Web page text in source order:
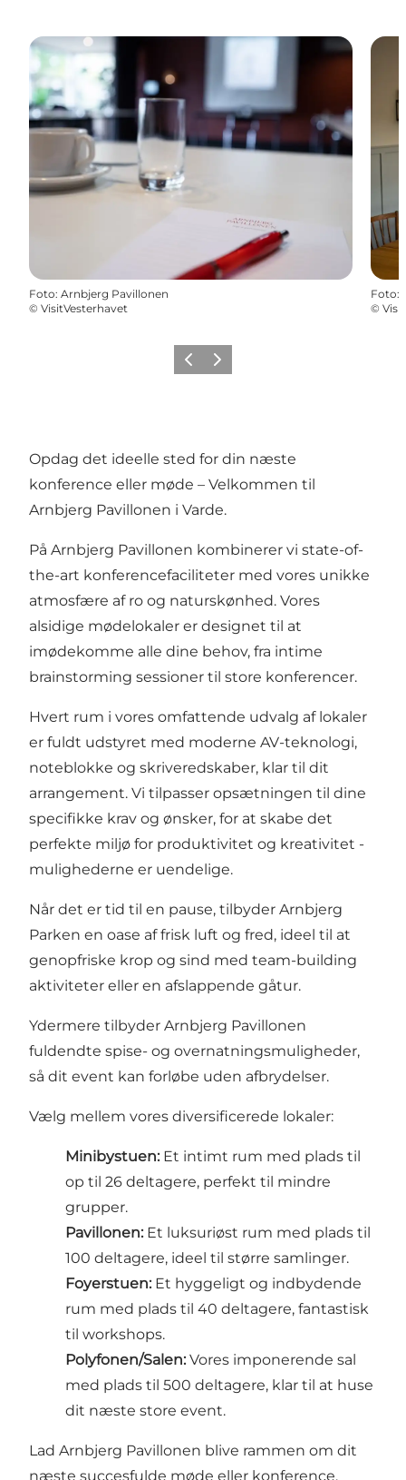
Foto: Arnbjerg Pavillonen
© VisitVesterhavet
Foto:
©
ForrigeNæste
Opdag det ideelle sted for din næste
konference eller møde – Velkommen til
Arnbjerg Pavillonen i Varde.
På Arnbjerg Pavillonen kombinerer vi state-of-
the-art konferencefaciliteter med vores unikke
atmosfære af ro og naturskønhed. Vores
alsidige mødelokaler er designet til at
imødekomme alle dine behov, fra intime
brainstorming sessioner til store konferencer.
Hvert rum i vores omfattende udvalg af lokaler
er fuldt udstyret med moderne AV-teknologi,
noteblokke og skriveredskaber, klar til dit
arrangement. Vi tilpasser opsætningen til dine
specifikke krav og ønsker, for at skabe det
perfekte miljø for produktivitet og kreativitet -
mulighederne er uendelige.
Når det er tid til en pause, tilbyder Arnbjerg
Parken en oase af frisk luft og fred, ideel til at
genopfriske krop og sind med team-building
aktiviteter eller en afslappende gåtur.
Ydermere tilbyder Arnbjerg Pavillonen
fuldendte spise- og overnatningsmuligheder,
så dit event kan forløbe uden afbrydelser.
Vælg mellem vores diversificerede lokaler:
Minibystuen: Et intimt rum med plads til
op til 26 deltagere, perfekt til mindre
grupper.
Pavillonen: Et luksuriøst rum med plads til
100 deltagere, ideel til større samlinger.
Foyerstuen: Et hyggeligt og indbydende
rum med plads til 40 deltagere, fantastisk
til workshops.
Polyfonen/Salen: Vores imponerende sal
med plads til 500 deltagere, klar til at huse
dit næste store event.
Lad Arnbjerg Pavillonen blive rammen om dit
næste succesfulde møde eller konference.